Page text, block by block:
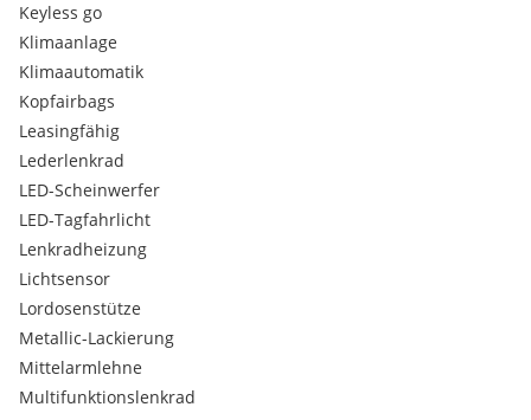
Keyless go
Klimaanlage
Klimaautomatik
Kopfairbags
Leasingfähig
Lederlenkrad
LED-Scheinwerfer
LED-Tagfahrlicht
Lenkradheizung
Lichtsensor
Lordosenstütze
Metallic-Lackierung
Mittelarmlehne
Multifunktionslenkrad